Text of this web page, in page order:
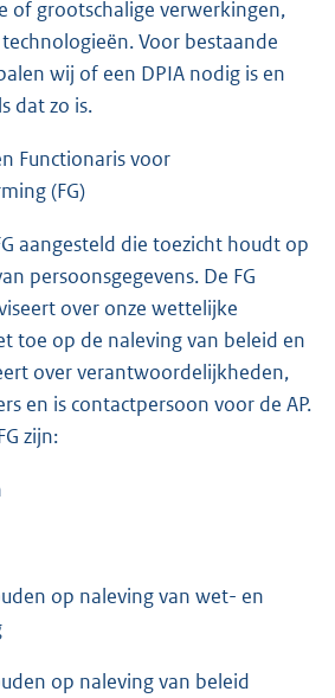
of grootschalige verwerkingen,
Voor bestaande
wij of een DPIA nodig is en
dat zo is.
Functionaris voor
(FG)
aangesteld die toezicht houdt op
persoonsgegevens. De FG
over onze wettelijke
toe op de naleving van beleid en
over verantwoordelijkheden,
en is contactpersoon voor de AP.
zijn:
op naleving van wet- en
op naleving van beleid